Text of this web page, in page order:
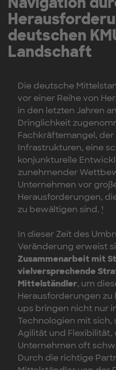
deutschen
Landschaft
Die deutsche
vor einer Reihe von
in den letzten Jahren
Dringlichkeit
Fachkräftemangel,
Infrastrukturen, eine
konjunkturelle
zunehmender
Unternehmen vor
Herausforderungen,
zu bewältigen sind. ¹
In dieser Zeit des
Veränderung erweist
Zusammenarbeit mit
vielversprechende
Mittelständler, um
Herausforderungen
ups bringen nicht nur
Technologien mit sich,
Agilität und
Unternehmen oft
Durch die richtige